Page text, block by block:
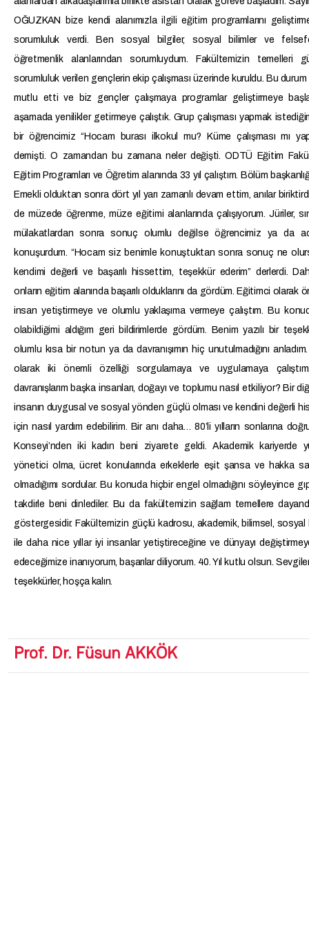
OĞUZKAN bize kendi alanımızla ilgili eğitim programlarını
sorumluluk verdi. Ben sosyal bilgiler, sosyal bilimler ve
öğretmenlik alanlarından sorumluydum. Fakültemizin temelleri
sorumluluk verilen gençlerin ekip çalışması üzerinde kuruldu. Bu
mutlu etti ve biz gençler çalışmaya programlar geliştirmeye
aşamada yenilikler getirmeye çalıştık. Grup çalışması yapmak
bir öğrencimiz “Hocam burası ilkokul mu? Küme çalışması mı
demişti. O zamandan bu zamana neler değişti. ODTÜ Eğitim
Eğitim Programları ve Öğretim alanında 33 yıl çalıştım. Bölüm
Emekli olduktan sonra dört yıl yarı zamanlı devam ettim, anılar
de müzede öğrenme, müze eğitimi alanlarında çalışıyorum. Jüriler,
mülakatlardan sonra sonuç olumlu değilse öğrencimiz ya da
konuşurdum. “Hocam siz benimle konuştuktan sonra sonuç ne
kendimi değerli ve başarılı hissettim, teşekkür ederim” derlerdi.
onların eğitim alanında başarılı olduklarını da gördüm. Eğitimci olarak
insan yetiştirmeye ve olumlu yaklaşıma vermeye çalıştım. Bu
olabildiğimi aldığım geri bildirimlerde gördüm. Benim yazılı bir
olumlu kısa bir notun ya da davranışımın hiç unutulmadığını
olarak iki önemli özelliği sorgulamaya ve uygulamaya
davranışlarım başka insanları, doğayı ve toplumu nasıl etkiliyor? Bir
insanın duygusal ve sosyal yönden güçlü olması ve kendini değerli
için nasıl yardım edebilirim. Bir anı daha… 80’li yılların sonlarına
Konseyi’nden iki kadın beni ziyarete geldi. Akademik kariyerde
yönetici olma, ücret konularında erkeklerle eşit şansa ve hakka
olmadığımı sordular. Bu konuda hiçbir engel olmadığını söyleyince
takdirle beni dinlediler. Bu da fakültemizin sağlam temellere
göstergesidir. Fakültemizin güçlü kadrosu, akademik, bilimsel, sosyal
ile daha nice yıllar iyi insanlar yetiştireceğine ve dünyayı
edeceğimize inanıyorum, başarılar diliyorum. 40. Yıl kutlu olsun.
teşekkürler, hoşça kalın.
Prof. Dr. Füsun AKKÖK